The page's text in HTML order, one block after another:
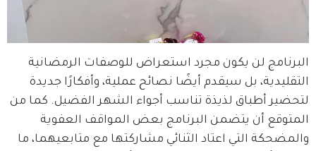
البرنامج لن يكون مجرد استعراض للوصفات الرمضانية
التقليدية، بل سيقدم أيضًا نصائح عملية، وأفكارًا جديدة
لتحضير أطباق لذيذة تناسب أجواء الشهر الفضيل. كما من
المتوقع أن يتضمن البرنامج بعض المواقف العفوية
والمضحكة التي اعتاد الثنائي مشاركتها مع متابعيهما، ما